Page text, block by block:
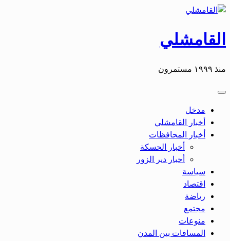
التخطي
المحتوى
القامشلي
منذ ١٩٩٩ مستمرون
مدخل
أخبار القامشلي
أخبار المحافظات
أخبار الحسكة
أحبار دير الزور
سياسة
اقتصاد
رياضة
مجتمع
منوعات
المسافات بين المدن